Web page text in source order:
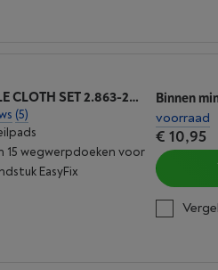
KARCHER DISPOSABLE CLOTH SET 2.863-299.0
(5)
15 wegwerpdoeken voor
EasyFix
Binnen
voorraad
€ 10,95